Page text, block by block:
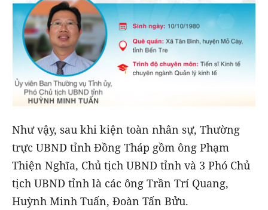
Như vậy, sau khi kiện toàn nhân sự, Thường
trực UBND tỉnh Đồng Tháp gồm ông Phạm
Thiện Nghĩa, Chủ tịch UBND tỉnh và 3 Phó Chủ
tịch UBND tỉnh là các ông Trần Trí Quang,
Huỳnh Minh Tuấn, Đoàn Tấn Bửu.